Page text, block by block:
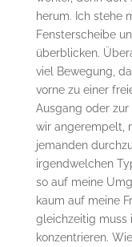
herum. Ich stehe
Fensterscheibe
überblicken.
viel Bewegung,
vorne zu einer
Ausgang oder
wir angerempelt,
jemanden
irgendwelchen
so auf meine
kaum auf meine
gleichzeitig muss
konzentrieren.